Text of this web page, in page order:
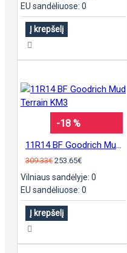
EU sandėliuose: 0
Į krepšelį
-18 %
309.33€ 253.65€
Vilniaus sandėlyje: 0
EU sandėliuose: 0
Į krepšelį